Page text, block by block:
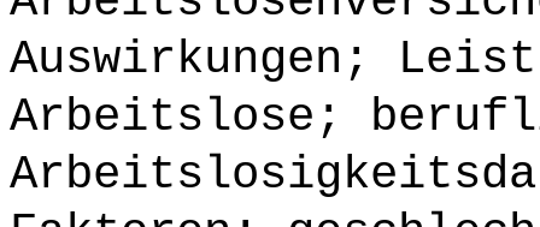
Auswirkungen;
Arbeitslose;